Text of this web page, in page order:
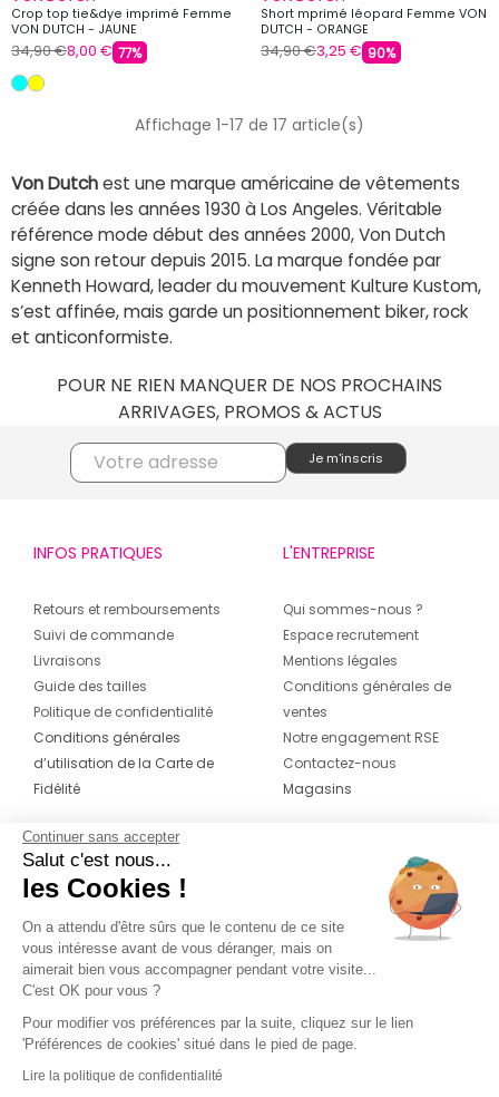
Crop top tie&dye imprimé Femme
VON DUTCH - JAUNE
34,90 €8,00 € 77%
Short mprimé léopard Femme VON
DUTCH - ORANGE
34,90 €3,25 € 90%
Affichage 1-17 de 17 article(s)
Von Dutchest une marque américaine de vêtements
créée dans les années 1930 à Los Angeles. Véritable
référence mode début des années 2000, Von Dutch
signe son retour depuis 2015. La marque fondée par
Kenneth Howard, leader du mouvement Kulture Kustom,
s’est affinée, mais garde un positionnement biker, rock
et anticonformiste.
POUR NE RIEN MANQUER DE NOS PROCHAINS
ARRIVAGES, PROMOS & ACTUS
INFOS PRATIQUES
Retours et remboursements
Suivi de commande
Livraisons
Guide des tailles
Politique de confidentialité
Conditions générales
d’utilisation de la Carte de
Fidélité
L'ENTREPRISE
Qui sommes-nous ?
Espace recrutement
Mentions légales
Conditions générales de
ventes
Notre engagement RSE
Contactez-nous
Magasins
CONTACT
04 42 20 78 42
Du lundi au jeudi de 8h30 à 16h30 & le
vendredi de 8h30 à 15h30
Continuer sans accepter
Salut c'est nous...
les Cookies !
On a attendu d'être sûrs que le contenu de ce site
vous intéresse avant de vous déranger, mais on
aimerait bien vous accompagner pendant votre visite...
C'est OK pour vous ?
Pour modifier vos préférences par la suite, cliquez sur le lien
'Préférences de cookies' situé dans le pied de page.
Lire la politique de confidentialité